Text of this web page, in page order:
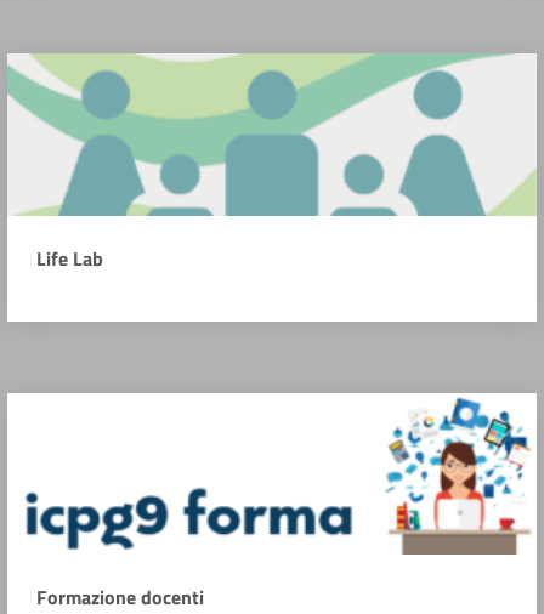
Life Lab
Formazione docenti